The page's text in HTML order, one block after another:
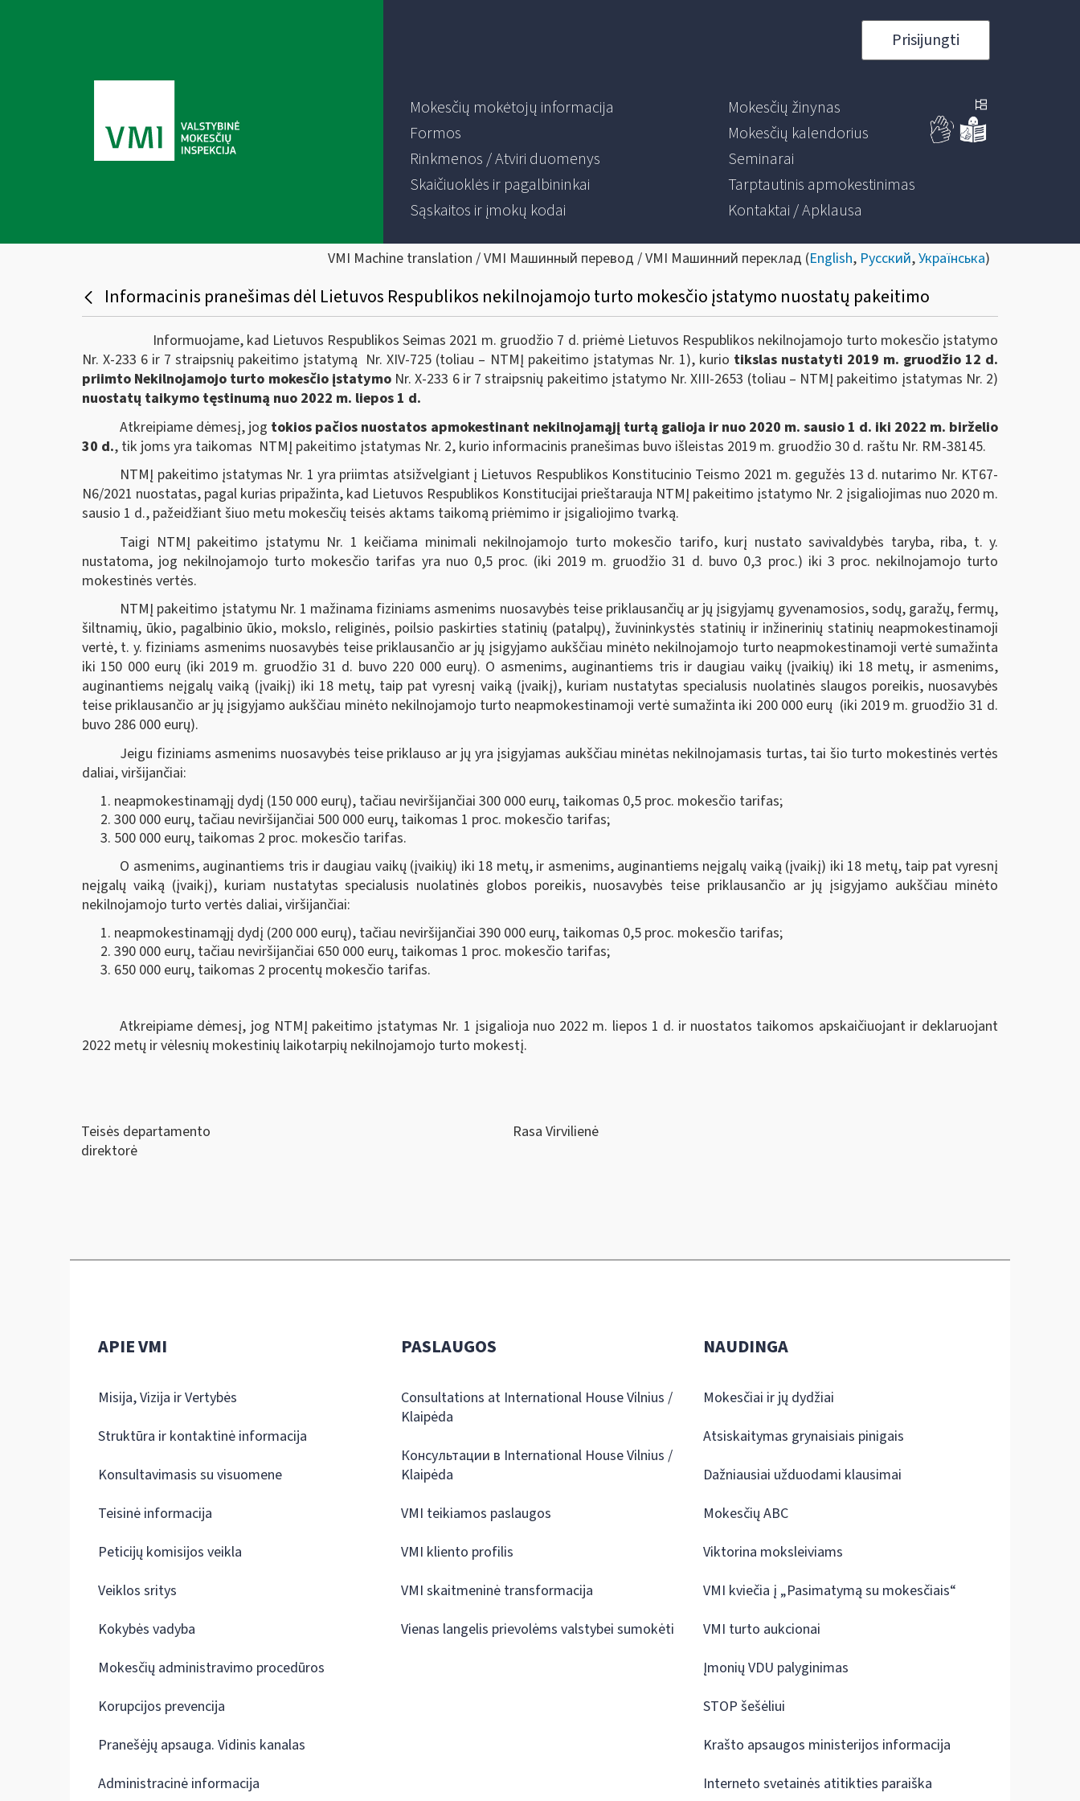
Prisijungti
Mokesčių mokėtojų informacija
Formos
Rinkmenos / Atviri duomenys
Skaičiuoklės ir pagalbininkai
Sąskaitos ir įmokų kodai
Mokesčių žinynas
Mokesčių kalendorius
Seminarai
Tarptautinis apmokestinimas
Kontaktai / Apklausa
VMI Machine translation / VMI Машинный перевод / VMI Машинний переклад (English, Русский,Українська)
Informacinis pranešimas dėl Lietuvos Respublikos nekilnojamojo turto mokesčio įstatymo nuostatų pakeitimo
Informuojame, kad Lietuvos Respublikos Seimas 2021 m. gruodžio 7 d. priėmė Lietuvos Respublikos nekilnojamojo turto mokesčio įstatymo
Nr. X-233 6 ir 7 straipsnių pakeitimo įstatymą Nr. XIV-725 (toliau – NTMĮ pakeitimo įstatymas Nr. 1), kurio tikslas nustatyti 2019 m. gruodžio 12 d.
priimto Nekilnojamojo turto mokesčio įstatymoNr. X-233 6 ir 7 straipsnių pakeitimo įstatymo Nr. XIII-2653 (toliau – NTMĮ pakeitimo įstatymas Nr. 2)
nuostatų taikymo tęstinumą nuo 2022 m. liepos 1 d.
Atkreipiame dėmesį, jog tokios pačios nuostatos apmokestinant nekilnojamąjį turtą galioja ir nuo 2020 m. sausio 1 d. iki 2022 m. birželio
30 d., tik joms yra taikomas NTMĮ pakeitimo įstatymas Nr. 2, kurio informacinis pranešimas buvo išleistas 2019 m. gruodžio 30 d. raštu Nr. RM-38145.
NTMĮ pakeitimo įstatymas Nr. 1 yra priimtas atsižvelgiant į Lietuvos Respublikos Konstitucinio Teismo 2021 m. gegužės 13 d. nutarimo Nr. KT67-
N6/2021 nuostatas, pagal kurias pripažinta, kad Lietuvos Respublikos Konstitucijai prieštarauja NTMĮ pakeitimo įstatymo Nr. 2 įsigaliojimas nuo 2020 m.
sausio 1 d., pažeidžiant šiuo metu mokesčių teisės aktams taikomą priėmimo ir įsigaliojimo tvarką.
Taigi NTMĮ pakeitimo įstatymu Nr. 1 keičiama minimali nekilnojamojo turto mokesčio tarifo, kurį nustato savivaldybės taryba, riba, t. y.
nustatoma, jog nekilnojamojo turto mokesčio tarifas yra nuo 0,5 proc. (iki 2019 m. gruodžio 31 d. buvo 0,3 proc.) iki 3 proc. nekilnojamojo turto
mokestinės vertės.
NTMĮ pakeitimo įstatymu Nr. 1 mažinama fiziniams asmenims nuosavybės teise priklausančių ar jų įsigyjamų gyvenamosios, sodų, garažų, fermų,
šiltnamių, ūkio, pagalbinio ūkio, mokslo, religinės, poilsio paskirties statinių (patalpų), žuvininkystės statinių ir inžinerinių statinių neapmokestinamoji
vertė, t. y. fiziniams asmenims nuosavybės teise priklausančio ar jų įsigyjamo aukščiau minėto nekilnojamojo turto neapmokestinamoji vertė sumažinta
iki 150 000 eurų (iki 2019 m. gruodžio 31 d. buvo 220 000 eurų). O asmenims, auginantiems tris ir daugiau vaikų (įvaikių) iki 18 metų, ir asmenims,
auginantiems neįgalų vaiką (įvaikį) iki 18 metų, taip pat vyresnį vaiką (įvaikį), kuriam nustatytas specialusis nuolatinės slaugos poreikis, nuosavybės
teise priklausančio ar jų įsigyjamo aukščiau minėto nekilnojamojo turto neapmokestinamoji vertė sumažinta iki 200 000 eurų (iki 2019 m. gruodžio 31 d.
buvo 286 000 eurų).
Jeigu fiziniams asmenims nuosavybės teise priklauso ar jų yra įsigyjamas aukščiau minėtas nekilnojamasis turtas, tai šio turto mokestinės vertės
daliai, viršijančiai:
neapmokestinamąjį dydį (150 000 eurų), tačiau neviršijančiai 300 000 eurų, taikomas 0,5 proc. mokesčio tarifas;
300 000 eurų, tačiau neviršijančiai 500 000 eurų, taikomas 1 proc. mokesčio tarifas;
500 000 eurų, taikomas 2 proc. mokesčio tarifas.
O asmenims, auginantiems tris ir daugiau vaikų (įvaikių) iki 18 metų, ir asmenims, auginantiems neįgalų vaiką (įvaikį) iki 18 metų, taip pat vyresnį
neįgalų vaiką (įvaikį), kuriam nustatytas specialusis nuolatinės globos poreikis, nuosavybės teise priklausančio ar jų įsigyjamo aukščiau minėto
nekilnojamojo turto vertės daliai, viršijančiai:
neapmokestinamąjį dydį (200 000 eurų), tačiau neviršijančiai 390 000 eurų, taikomas 0,5 proc. mokesčio tarifas;
390 000 eurų, tačiau neviršijančiai 650 000 eurų, taikomas 1 proc. mokesčio tarifas;
650 000 eurų, taikomas 2 procentų mokesčio tarifas.
Atkreipiame dėmesį, jog NTMĮ pakeitimo įstatymas Nr. 1 įsigalioja nuo 2022 m. liepos 1 d. ir nuostatos taikomos apskaičiuojant ir deklaruojant
2022 metų ir vėlesnių mokestinių laikotarpių nekilnojamojo turto mokestį.
Teisės departamento
direktorė
Rasa Virvilienė
APIE VMI
Misija, Vizija ir Vertybės
Struktūra ir kontaktinė informacija
Konsultavimasis su visuomene
Teisinė informacija
Peticijų komisijos veikla
Veiklos sritys
Kokybės vadyba
Mokesčių administravimo procedūros
Korupcijos prevencija
Pranešėjų apsauga. Vidinis kanalas
Administracinė informacija
PASLAUGOS
Consultations at International House Vilnius /
Klaipėda
Консультации в International House Vilnius /
Klaipėda
VMI teikiamos paslaugos
VMI kliento profilis
VMI skaitmeninė transformacija
Vienas langelis prievolėms valstybei sumokėti
NAUDINGA
Mokesčiai ir jų dydžiai
Atsiskaitymas grynaisiais pinigais
Dažniausiai užduodami klausimai
Mokesčių ABC
Viktorina moksleiviams
VMI kviečia į „Pasimatymą su mokesčiais“
VMI turto aukcionai
Įmonių VDU palyginimas
STOP šešėliui
Krašto apsaugos ministerijos informacija
Interneto svetainės atitikties paraiška